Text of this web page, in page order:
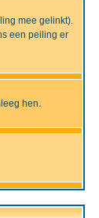
mee gelinkt).
een peiling er
hen.